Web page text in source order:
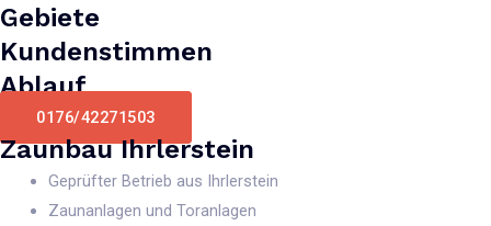
Gebiete
Kundenstimmen
Ablauf
0176/42271503
Zaunbau Ihrlerstein
Geprüfter Betrieb aus Ihrlerstein
Zaunanlagen und Toranlagen